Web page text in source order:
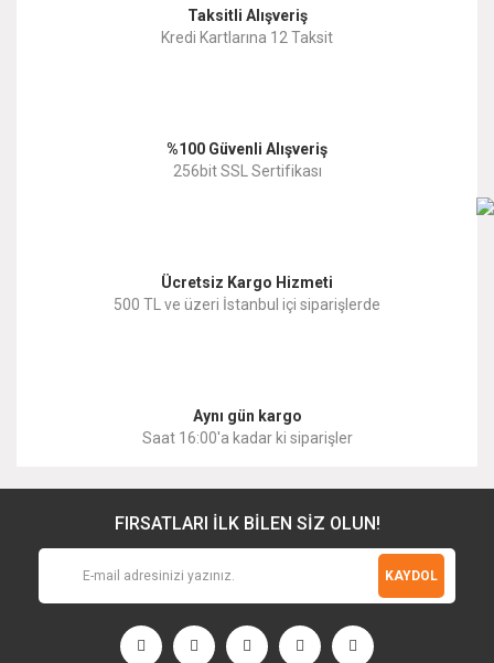
Ürün resmi kalitesiz, bozuk veya görüntülenemiyor.
Ürün fiyatı diğer sitelerden daha pahalı.
Taksitli Alışveriş
Kredi Kartlarına 12 Taksit
%100 Güvenli Alışveriş
256bit SSL Sertifikası
Ücretsiz Kargo Hizmeti
500 TL ve üzeri İstanbul içi siparişlerde
Aynı gün kargo
Saat 16:00'a kadar ki siparişler
FIRSATLARI İLK BİLEN SİZ OLUN!
KAYDOL